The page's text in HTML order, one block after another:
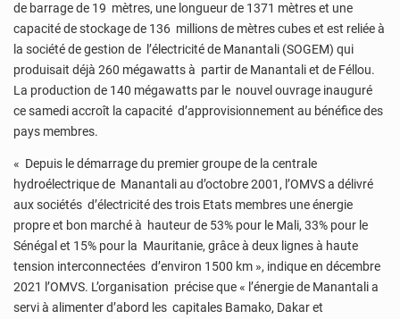
de barrage de 19 mètres, une longueur de 1371 mètres et une
capacité de stockage de 136 millions de mètres cubes et est reliée à
la société de gestion de l’électricité de Manantali (SOGEM) qui
produisait déjà 260 mégawatts à partir de Manantali et de Féllou.
La production de 140 mégawatts par le nouvel ouvrage inauguré
ce samedi accroît la capacité d’approvisionnement au bénéfice des
pays membres.
« Depuis le démarrage du premier groupe de la centrale
hydroélectrique de Manantali au d’octobre 2001, l’OMVS a délivré
aux sociétés d’électricité des trois Etats membres une énergie
propre et bon marché à hauteur de 53% pour le Mali, 33% pour le
Sénégal et 15% pour la Mauritanie, grâce à deux lignes à haute
tension interconnectées d’environ 1500 km », indique en décembre
2021 l’OMVS. L’organisation précise que « l’énergie de Manantali a
servi à alimenter d’abord les capitales Bamako, Dakar et